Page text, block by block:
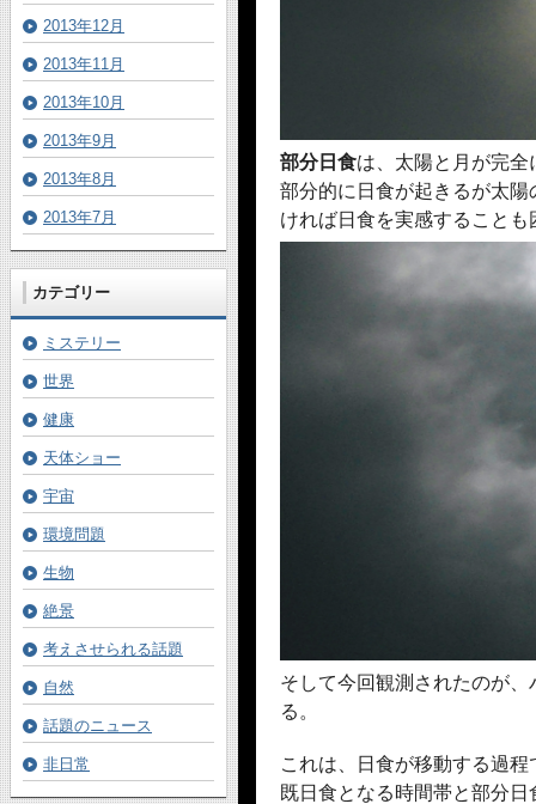
部分日食は、太陽と月が完
部分的に日食が起きるが太
ければ日食を実感することも
そして今回観測されたのが
る。
これは、日食が移動する過
既日食となる時間帯と部分
2013年12月
2013年11月
2013年10月
2013年9月
2013年8月
2013年7月
カテゴリー
ミステリー
世界
健康
天体ショー
宇宙
環境問題
生物
絶景
考えさせられる話題
自然
話題のニュース
非日常